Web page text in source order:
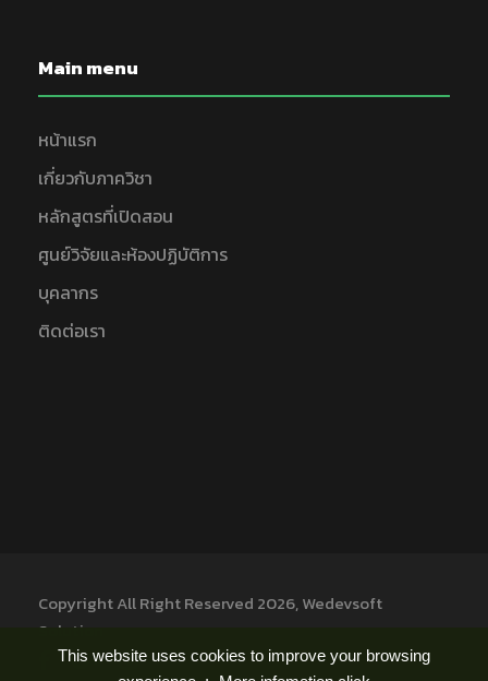
This website uses cookies to improve your browsing
Main menu
หน้าแรก
เกี่ยวกับภาควิชา
หลักสูตรที่เปิดสอน
ศูนย์วิจัยและห้องปฏิบัติการ
บุคลากร
ติดต่อเรา
Copyright All Right Reserved 2026, Wedevsoft
Solution